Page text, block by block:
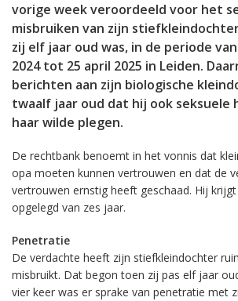
vorige week veroordeeld voor het
misbruiken van zijn
zij elf jaar oud was, in de periode
2024 tot 25 april 2025 in Leiden.
berichten aan zijn biologische
twaalf jaar oud dat hij ook seksuele
haar wilde plegen.
De rechtbank benoemt in het vonnis dat
opa moeten kunnen vertrouwen en dat de
vertrouwen ernstig heeft geschaad. Hij
opgelegd van zes jaar.
Penetratie
De verdachte heeft zijn stiefkleindochter
misbruikt. Dat begon toen zij pas elf jaar
vier keer was er sprake van penetratie met